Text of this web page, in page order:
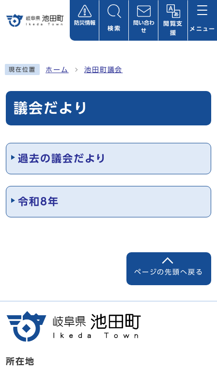
防災情報
検索
問い合わ
せ
閲覧支
援
メニュー
現在位置 ホーム 池田町議会
議会だより
メインメニュー
過去の議会だより
令和8年
ページの先頭へ戻る
所在地